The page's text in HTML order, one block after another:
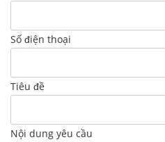
Số điện thoại
Tiêu đề
Nội dung yêu cầu